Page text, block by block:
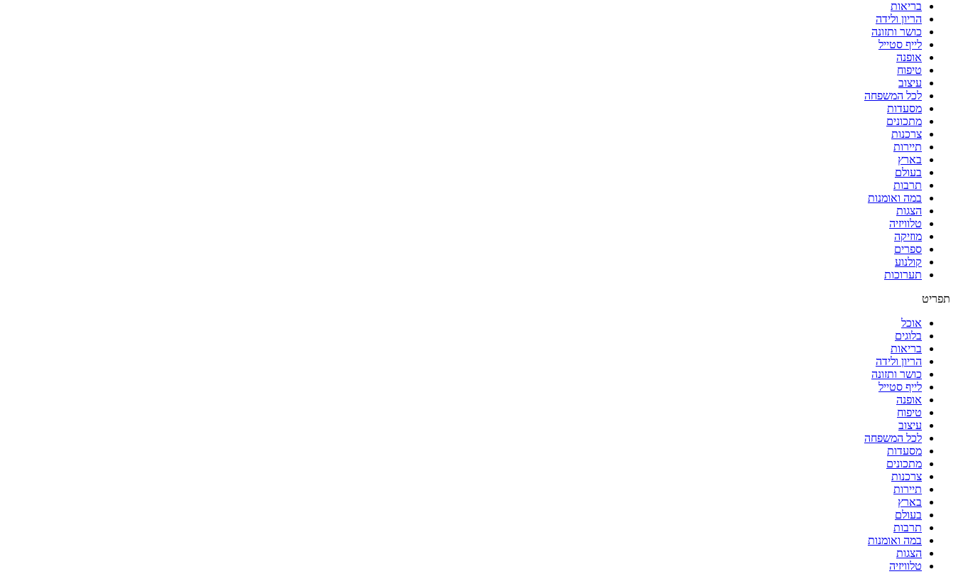
בריאות
הריון ולידה
כושר ותזונה
לייף סטייל
אופנה
טיפוח
עיצוב
לכל המשפחה
מסעדות
מתכונים
צרכנות
תיירות
בארץ
בעולם
תרבות
במה ואומנות
הצגות
טלוויזיה
מוזיקה
ספרים
קולנוע
תערוכות
תפריט
אוכל
בלוגים
בריאות
הריון ולידה
כושר ותזונה
לייף סטייל
אופנה
טיפוח
עיצוב
לכל המשפחה
מסעדות
מתכונים
צרכנות
תיירות
בארץ
בעולם
תרבות
במה ואומנות
הצגות
טלוויזיה